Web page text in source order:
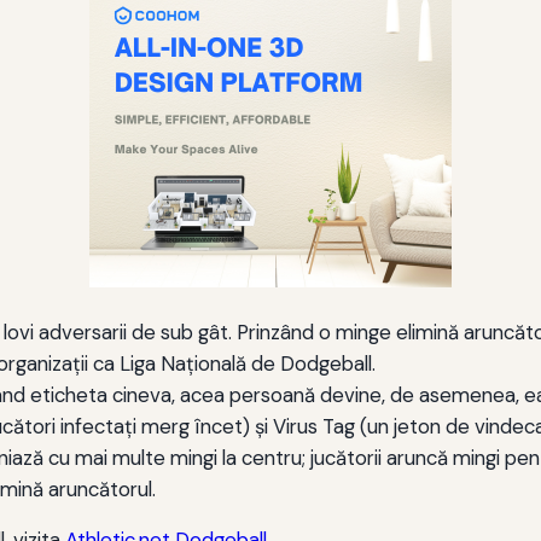
adversarii de sub gât. Prinzând o minge elimină
ca Liga Națională de Dodgeball.
eticheta cineva, acea persoană devine, de asemenea,
infectați merg încet) și Virus Tag (un jeton de
cu mai multe mingi la centru; jucătorii aruncă mingi
aruncătorul.